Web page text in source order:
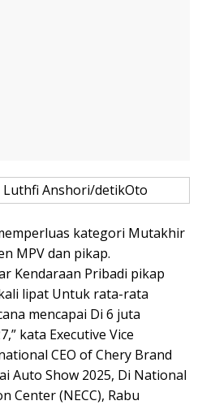
Luthfi Anshori/detikOto
kategori Mutakhir
MPV dan pikap.
Kendaraan Pribadi pikap
lipat Untuk rata-rata
mencapai Di 6 juta
kata Executive Vice
CEO of Chery Brand
Auto Show 2025, Di National
Center (NECC), Rabu